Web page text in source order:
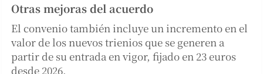
Otras mejoras del acuerdo
El convenio también incluye un incremento en el
valor de los nuevos trienios que se generen a
partir de su entrada en vigor, fijado en 23 euros
desde 2026.